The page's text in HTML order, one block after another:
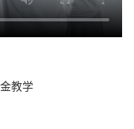
教学